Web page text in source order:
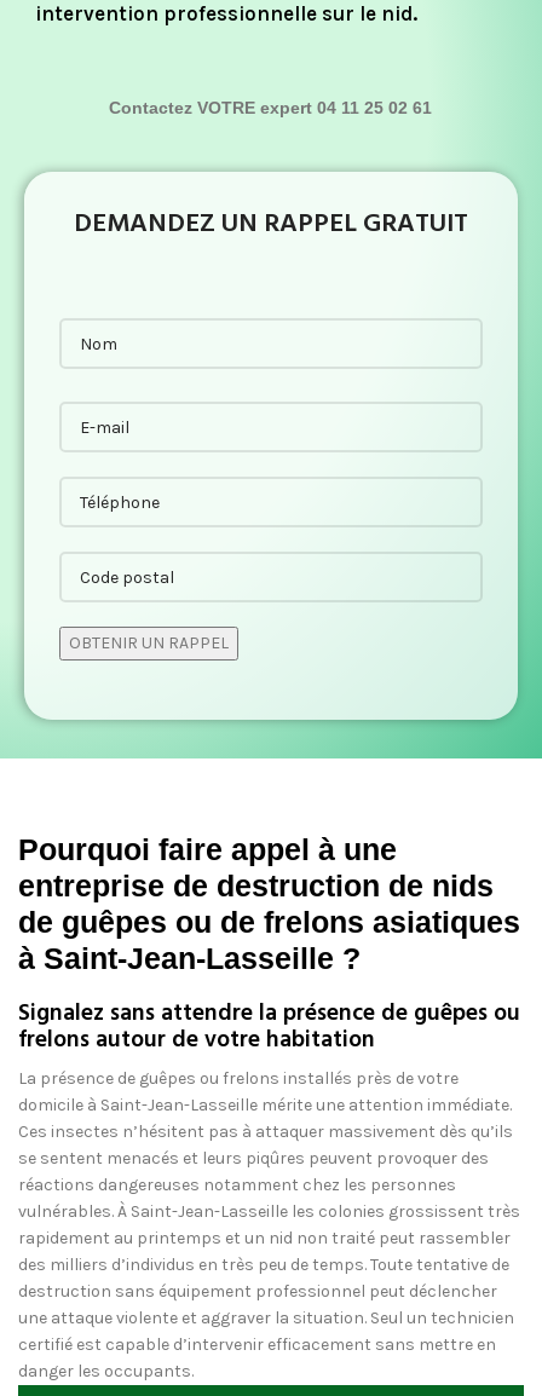
intervention professionnelle sur le nid.
Contactez VOTRE expert 04 11 25 02 61
DEMANDEZ UN RAPPEL GRATUIT
Pourquoi faire appel à une
entreprise de destruction de nids
de guêpes ou de frelons asiatiques
à Saint-Jean-Lasseille ?
Signalez sans attendre la présence de guêpes ou
frelons autour de votre habitation
La présence de guêpes ou frelons installés près de votre
domicile à Saint-Jean-Lasseille mérite une attention immédiate.
Ces insectes n’hésitent pas à attaquer massivement dès qu’ils
se sentent menacés et leurs piqûres peuvent provoquer des
réactions dangereuses notamment chez les personnes
vulnérables. À Saint-Jean-Lasseille les colonies grossissent très
rapidement au printemps et un nid non traité peut rassembler
des milliers d’individus en très peu de temps. Toute tentative de
destruction sans équipement professionnel peut déclencher
une attaque violente et aggraver la situation. Seul un technicien
certifié est capable d’intervenir efficacement sans mettre en
danger les occupants.